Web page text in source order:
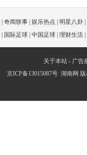
奇闻轶事 娱乐热点 明星八卦
国际足球 中国足球 理财生活
关于本站 - 广告
京ICP备13015087号湖南网